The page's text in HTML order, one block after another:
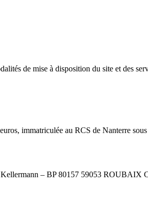
de mise à disposition du site et des
immatriculée au RCS de Nanterre
– BP 80157 59053 ROUBAIX